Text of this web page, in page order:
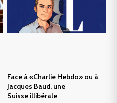
Face à «Charlie Hebdo» ou à
Jacques Baud, une
Suisse illibérale